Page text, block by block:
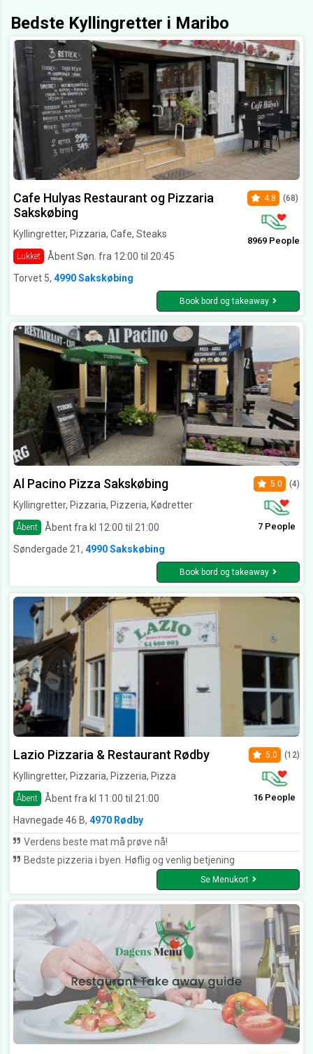
Bedste Kyllingretter i Maribo
Cafe Hulyas Restaurant og Pizzaria
Sakskøbing
Kyllingretter, Pizzaria, Cafe, Steaks
Lukket Åbent Søn. fra 12:00 til 20:45
4.8 (68)
8969 People
Torvet 5, 4990 Sakskøbing
Book bord og takeaway
Al Pacino Pizza Sakskøbing
Kyllingretter, Pizzaria, Pizzeria, Kødretter
Åbent Åbent fra kl 12:00 til 21:00
5.0 (4)
7 People
Søndergade 21, 4990 Sakskøbing
Book bord og takeaway
Lazio Pizzaria & Restaurant Rødby
Kyllingretter, Pizzaria, Pizzeria, Pizza
Åbent Åbent fra kl 11:00 til 21:00
5.0 (12)
16 People
Havnegade 46 B, 4970 Rødby
Verdens beste mat må prøve nå!
Bedste pizzeria i byen. Høflig og venlig betjening
Se Menukort